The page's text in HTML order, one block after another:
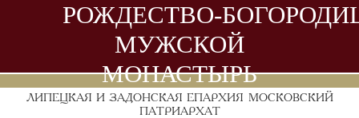
РОЖДЕСТВО-
МУЖСКОЙ
МОНАСТЫРЬ
ЛИПЕЦКАЯ И ЗАДОНСКАЯ ЕПАРХИЯ МОСКОВСКИЙ
ПАТРИАРХАТ